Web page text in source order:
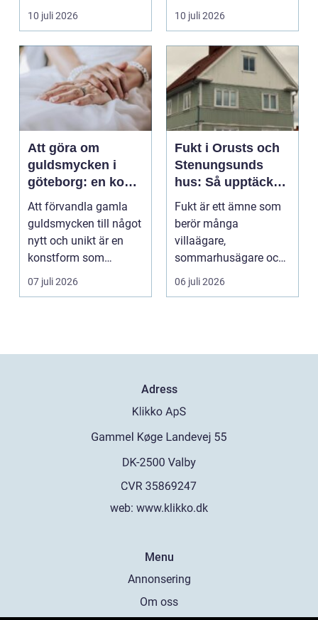
verksamheter. Den
används för att fl...
10 juli 2026
För många ä...
10 juli 2026
Att göra om
guldsmycken i
göteborg: en konst
att förnya det
gamla
Att förvandla gamla
guldsmycken till något
nytt och unikt är en
konstform som
kombinerar
traditionel...
07 juli 2026
Fukt i Orusts och
Stenungsunds
hus: Så upptäcker
och åtgärdar du
problemet
Fukt är ett ämne som
berör många
villaägare,
sommarhusägare och
bosta...
06 juli 2026
Adress
web: www.klikko.dk
Menu
Annonsering
Om oss